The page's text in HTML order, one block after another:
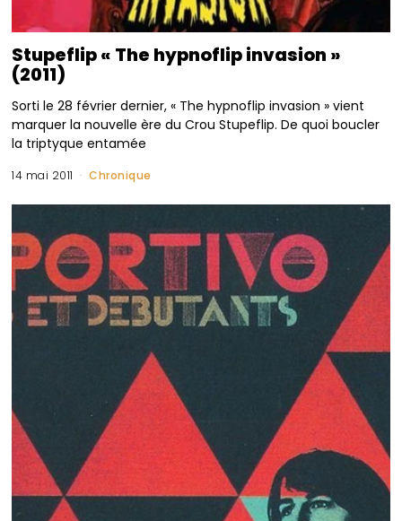
Stupeflip « The hypnoflip invasion »
(2011)
Sorti le 28 février dernier, « The hypnoflip invasion » vient
marquer la nouvelle ère du Crou Stupeflip. De quoi boucler
la triptyque entamée
14 mai 2011 Chronique